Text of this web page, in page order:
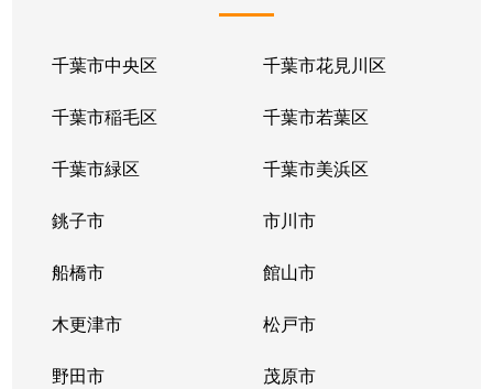
千葉市中央区 千葉市花見川区
千葉市稲毛区 千葉市若葉区
千葉市緑区 千葉市美浜区
銚子市 市川市
船橋市 館山市
木更津市 松戸市
野田市 茂原市